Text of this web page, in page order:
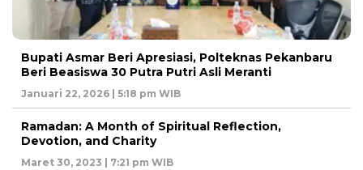
Bupati Asmar Beri Apresiasi, Polteknas Pekanbaru
Beri Beasiswa 30 Putra Putri Asli Meranti
Januari 22, 2026 | 5:18 pm WIB
Ramadan: A Month of Spiritual Reflection,
Devotion, and Charity
Maret 30, 2023 | 7:21 pm WIB